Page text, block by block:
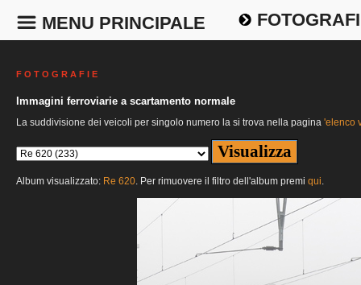
MENU PRINCIPALE
F O T O G R A F I E
Immagini ferroviarie a scartamento normale
La suddivisione dei veicoli per singolo numero la si trova nella pagina 'elenco
Album visualizzato: Re 620. Per rimuovere il filtro dell'album premi qui.